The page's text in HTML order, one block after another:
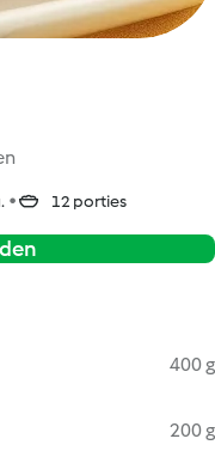
12 porties
400 g
200 g